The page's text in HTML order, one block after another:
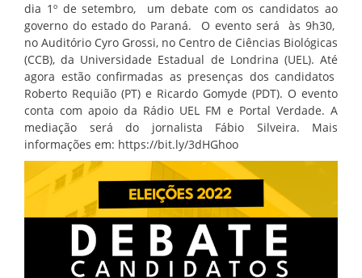
dia 1º de setembro, um debate com os candidatos ao
governo do estado do Paraná. O evento será às 9h30,
no Auditório Cyro Grossi, no Centro de Ciências Biológicas
(CCB), da Universidade Estadual de Londrina (UEL). Até
agora estão confirmadas as presenças dos candidatos
Roberto Requião (PT) e Ricardo Gomyde (PDT). O evento
conta com apoio da Rádio UEL FM e Portal Verdade. A
mediação será do jornalista Fábio Silveira. Mais
informações em: https://bit.ly/3dHGhoo